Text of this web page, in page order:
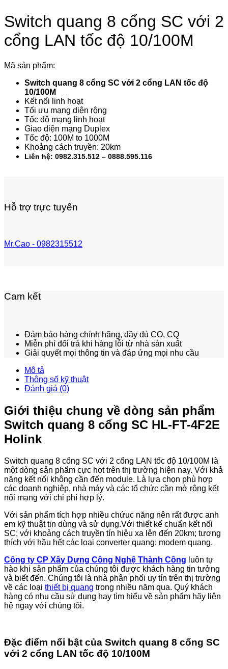
Switch quang 8 cổng SC với 2
cổng LAN tốc độ 10/100M
Mã sản phẩm:
Switch quang 8 cổng SC với 2 cổng LAN tốc độ
10/100M
Kết nối linh hoạt
Tối ưu mạng diện rộng
Tốc độ mạng linh hoạt
Giao diện mạng Duplex
Tốc độ: 100M to 1000M
Khoảng cách truyền: 20km
Liên hệ: 0982.315.512 – 0888.595.116
Hỗ trợ trực tuyến
Mr.Cao - 0982315512
Cam kết
Đảm bảo hàng chính hãng, đầy đủ CO, CQ
Miễn phí đổi trả khi hàng lỗi từ nhà sản xuất
Giải quyết mọi thông tin và đáp ứng mọi nhu cầu
Mô tả
Thông số kỹ thuật
Đánh giá (0)
Giới thiệu chung về dòng sản phẩm
Switch quang 8 cổng SC HL-FT-4F2E
Holink
Switch quang 8 cổng SC với 2 cổng LAN tốc độ 10/100M là
một dòng sản phẩm cực hot trên thị trường hiện nay. Với khả
năng kết nối không cần đến module. Là lựa chọn phù hợp
các doanh nghiệp, nhà máy và các tổ chức cần mở rộng kết
nối mạng với chi phí hợp lý.
Với sản phẩm tích hợp nhiều chứuc năng nên rất được anh
em kỹ thuật tin dùng và sử dụng.Với thiết kế chuẩn kết nối
SC; với khoảng cách truyền tín hiệu xa lên đến 20km; tương
thích với hầu hết các loại converter quang; modem quang.
Công ty CP Xây Dựng Công Nghệ Thành Công luôn tự
hào khi sản phẩm của chúng tôi được khách hàng tin tưởng
và biết đến. Chúng tôi là nhà phân phối uy tín trên thị trường
về các loại thiết bị quang trong nhiều năm qua. Quý khách
hàng có nhu cầu sử dụng hay tìm hiểu về sản phẩm hãy liên
hệ ngay với chúng tôi.
Đặc điểm nổi bật của Switch quang 8 cổng SC
với 2 cổng LAN tốc độ 10/100M